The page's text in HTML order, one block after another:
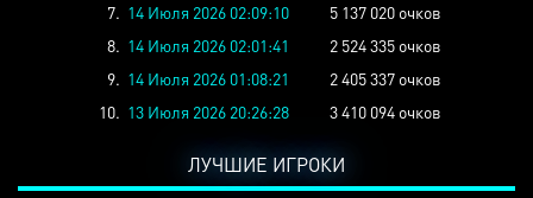
7. 14 Июля 2026 02:09:10
5 137 020 очков
8. 14 Июля 2026 02:01:41
2 524 335 очков
9. 14 Июля 2026 01:08:21
2 405 337 очков
10. 13 Июля 2026 20:26:28 3 410 094 очков
ЛУЧШИЕ ИГРОКИ